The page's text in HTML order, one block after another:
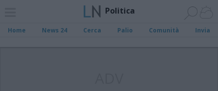
Politica
Home News 24 Cerca Palio Comunità Invia